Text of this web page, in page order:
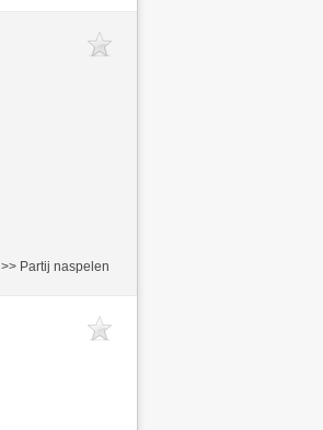
>> Partij naspelen